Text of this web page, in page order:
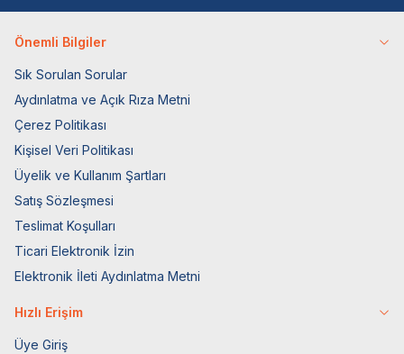
Önemli Bilgiler
Sık Sorulan Sorular
Aydınlatma ve Açık Rıza Metni
Çerez Politikası
Kişisel Veri Politikası
Üyelik ve Kullanım Şartları
Satış Sözleşmesi
Teslimat Koşulları
Ticari Elektronik İzin
Elektronik İleti Aydınlatma Metni
Hızlı Erişim
Üye Giriş